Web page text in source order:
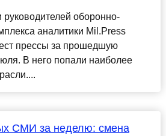
оборонно-
аналитики Mil.Press
прессы за прошедшую
В него попали наиболее
СМИ за неделю: смена